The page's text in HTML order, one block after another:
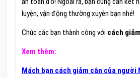
luyện, vận động thường xuyên bạn nhé!
Chúc các bạn thành công với cách
Xem thêm:
Mách bạn cách giảm cân của người